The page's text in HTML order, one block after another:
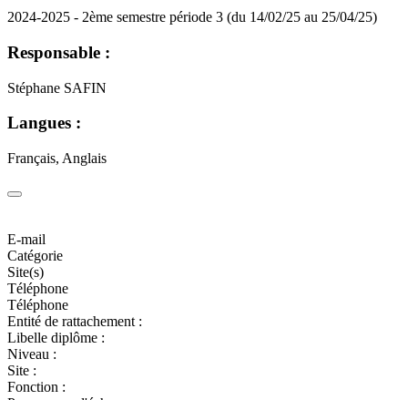
2024-2025 - 2ème semestre période 3 (du 14/02/25 au 25/04/25)
Responsable :
Stéphane SAFIN
Langues :
Français, Anglais
E-mail
Catégorie
Site(s)
Téléphone
Téléphone
Entité de rattachement :
Libelle diplôme :
Niveau :
Site :
Fonction :